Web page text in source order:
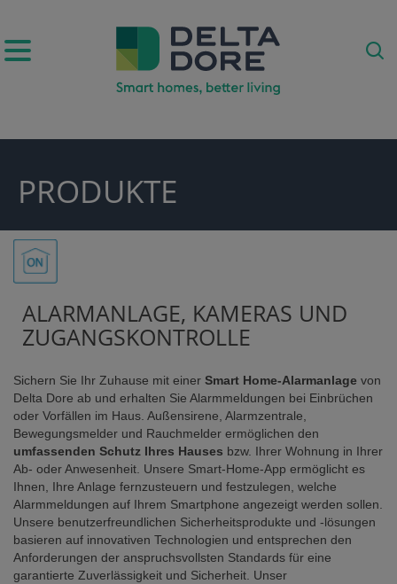
PRODUKTE
ALARMANLAGE, KAMERAS UND
ZUGANGSKONTROLLE
Sichern Sie Ihr Zuhause mit einer Smart Home-Alarmanlage von
Delta Dore ab und erhalten Sie Alarmmeldungen bei Einbrüchen
oder Vorfällen im Haus. Außensirene, Alarmzentrale,
Bewegungsmelder und Rauchmelder ermöglichen den
umfassenden Schutz Ihres Hauses bzw. Ihrer Wohnung in Ihrer
Ab- oder Anwesenheit. Unsere Smart-Home-App ermöglicht es
Ihnen, Ihre Anlage fernzusteuern und festzulegen, welche
Alarmmeldungen auf Ihrem Smartphone angezeigt werden sollen.
Unsere benutzerfreundlichen Sicherheitsprodukte und -lösungen
basieren auf innovativen Technologien und entsprechen den
Anforderungen der anspruchsvollsten Standards für eine
garantierte Zuverlässigkeit und Sicherheit. Unser